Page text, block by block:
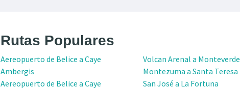
Rutas Populares
Aereopuerto de Belice a Caye
Ambergis
Aereopuerto de Belice a Caye
Volcan Arenal a Monteverde
Montezuma a Santa Teresa
San José a La Fortuna